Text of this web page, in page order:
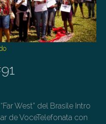
West” del Brasile Intro
de VoceTelefonata con